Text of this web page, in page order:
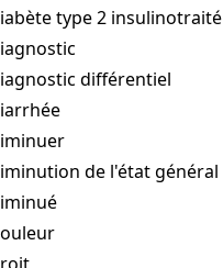
type 2 insulinotraité
différentiel
de l'état général